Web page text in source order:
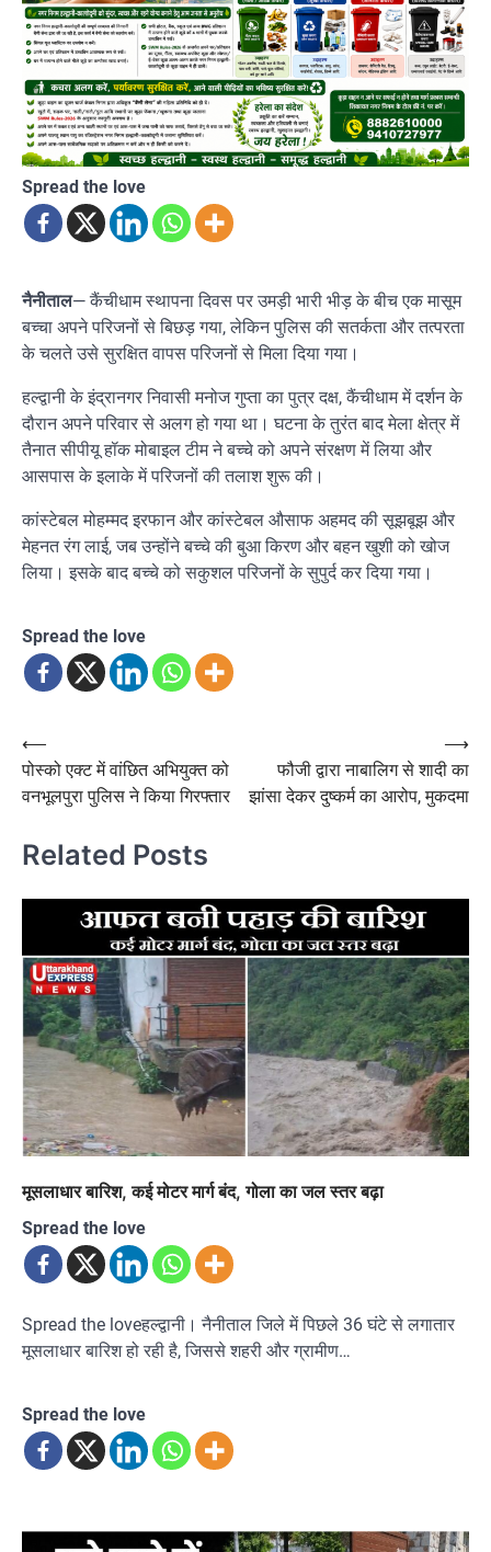
Spread the love
नैनीताल— कैंचीधाम स्थापना दिवस पर उमड़ी भारी भीड़ के बीच एक मासूम
बच्चा अपने परिजनों से बिछड़ गया, लेकिन पुलिस की सतर्कता और तत्परता
के चलते उसे सुरक्षित वापस परिजनों से मिला दिया गया।
हल्द्वानी के इंद्रानगर निवासी मनोज गुप्ता का पुत्र दक्ष, कैंचीधाम में दर्शन के
दौरान अपने परिवार से अलग हो गया था। घटना के तुरंत बाद मेला क्षेत्र में
तैनात सीपीयू हॉक मोबाइल टीम ने बच्चे को अपने संरक्षण में लिया और
आसपास के इलाके में परिजनों की तलाश शुरू की।
कांस्टेबल मोहम्मद इरफान और कांस्टेबल औसाफ अहमद की सूझबूझ और
मेहनत रंग लाई, जब उन्होंने बच्चे की बुआ किरण और बहन खुशी को खोज
लिया। इसके बाद बच्चे को सकुशल परिजनों के सुपुर्द कर दिया गया।
Spread the love
Post
navigation
⟵
पोस्को एक्ट में वांछित अभियुक्त को
वनभूलपुरा पुलिस ने किया गिरफ्तार
फौजी द्वारा नाबालिग से शादी का
झांसा देकर दुष्कर्म का आरोप, मुकदमा
⟶
Related Posts
मूसलाधार बारिश, कई मोटर मार्ग बंद, गोला का जल स्तर बढ़ा
Spread the love
Spread the loveहल्द्वानी। नैनीताल जिले में पिछले 36 घंटे से लगातार
मूसलाधार बारिश हो रही है, जिससे शहरी और ग्रामीण…
Spread the love